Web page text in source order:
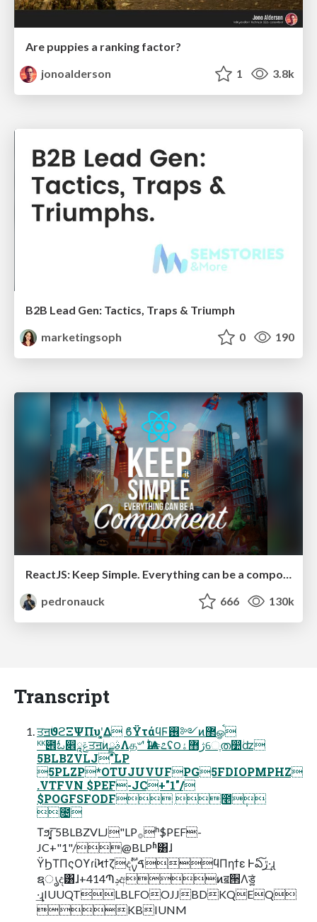
Are puppies a ranking factor?
jonoalderson
1 3.8k
B2B Lead Gen: Tactics, Traps & Triumph
marketingsoph
0 190
ReactJS: Keep Simple. Everything can be a component!
pedronauck
666 130k
Transcript
ਤॻؗϑϩΞΨΠυʹ͓͚Δ ϐΫτάϥϜ࢖༻ͷ܏޲ௐࠪ
ᴷᴷ౎ಓ෎ݝཱਤॻؗͷࣄྫΛத৺ʹ Ѩࣇ༤೭ʢ౦ژ޻ۀେֶത෺ؗʣ
5BLBZVLJ"LP
5PLZP*OTUJUVUFPG5FDIOPMPHZ
.VTFVN $PEF-JC+"1"/
$POGFSFODF ೥݄
೔
Τϧɾ͓͓͔͞ 5BLBZVLJ"LP࡞ʰ$PEF-
JC+"1"/@BLPʱ͸ɺ
ΫϦΤΠςΟϒɾίϞϯζදࣔࠃࡍϥΠηϯε Ͱఏڙ͠·͢ɻ
ຊൃද͸ɺ+414Պݚඅͷॿ੒Λड͚͍ͯ
·͢ɻIUUQTLBLFOOJJBDKQEQ
KBIUNM